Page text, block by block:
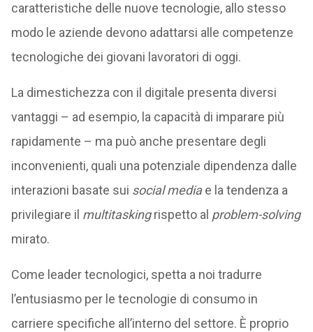
caratteristiche delle nuove tecnologie, allo stesso
modo le aziende devono adattarsi alle competenze
tecnologiche dei giovani lavoratori di oggi.
La dimestichezza con il digitale presenta diversi
vantaggi – ad esempio, la capacità di imparare più
rapidamente – ma può anche presentare degli
inconvenienti, quali una potenziale dipendenza dalle
interazioni basate sui social mediae la tendenza a
privilegiare il multitaskingrispetto al problem-solving
mirato.
Come leader tecnologici, spetta a noi tradurre
l’entusiasmo per le tecnologie di consumo in
carriere specifiche all’interno del settore. È proprio